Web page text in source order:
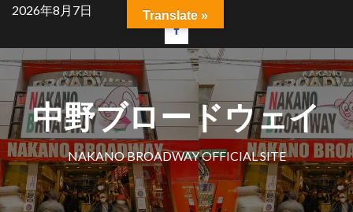
Skip
content
2026年8月7日
facebook
中野ブロードウェイ
NAKANO BROADWAY OFFICIAL SITE
Translate »